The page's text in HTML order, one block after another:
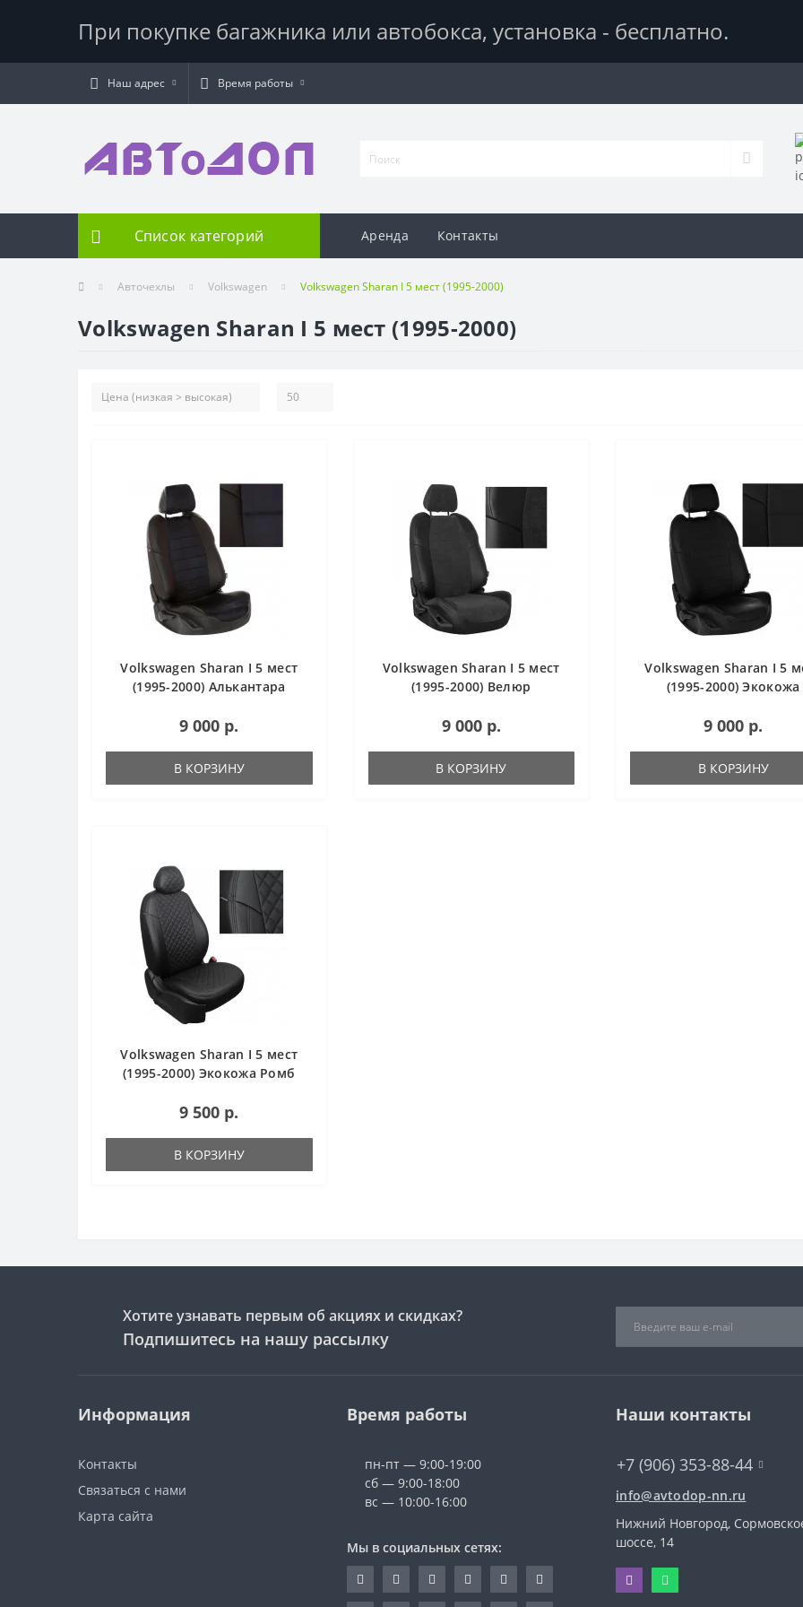
При покупке багажника или автобокса, установка - бесплатно.
Наш адрес Время работы
Список категорий Аренда Контакты
Авточехлы Volkswagen Volkswagen Sharan I 5 мест (1995-2000)
Volkswagen Sharan I 5 мест (1995-2000)
Volkswagen Sharan I 5 мест
(1995-2000) Алькантара
9 000 р.
В КОРЗИНУ
Volkswagen Sharan I 5 мест
(1995-2000) Велюр
9 000 р.
В КОРЗИНУ
Volkswagen Sharan I 5
(1995-2000) Экокожа
9 000 р.
В КОРЗИНУ
Volkswagen Sharan I 5 мест
(1995-2000) Экокожа Ромб
9 500 р.
В КОРЗИНУ
Хотите узнавать первым об акциях и скидках?
Подпишитесь на нашу рассылку
Информация
Контакты
Связаться с нами
Карта сайта
Время работы
пн-пт — 9:00-19:00
сб — 9:00-18:00
вс — 10:00-16:00
Мы в социальных сетях:
Наши контакты
+7 (906) 353-88-44
info@avtodop-nn.ru
Нижний Новгород,
шоссе, 14